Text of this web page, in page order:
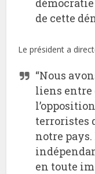
de cette
Le président a
“Nous
liens entre
terroristes
notre
en toute